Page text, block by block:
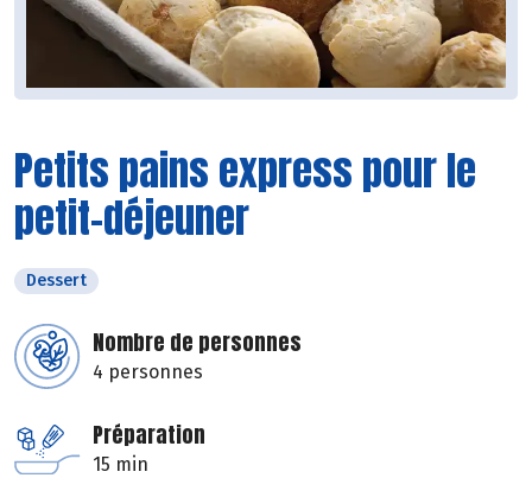
Petits pains express pour le
petit-déjeuner
Dessert
Nombre de personnes
4 personnes
Préparation
15 min